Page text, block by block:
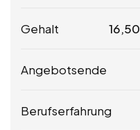
Gehalt 16,50
Angebotsende
Berufserfahrung